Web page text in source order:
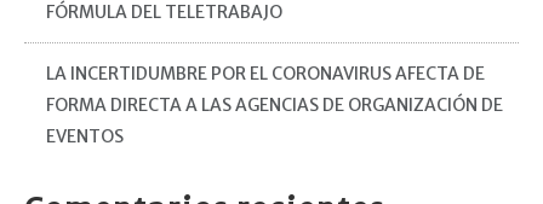
FÓRMULA DEL TELETRABAJO
LA INCERTIDUMBRE POR EL CORONAVIRUS AFECTA DE
FORMA DIRECTA A LAS AGENCIAS DE ORGANIZACIÓN DE
EVENTOS